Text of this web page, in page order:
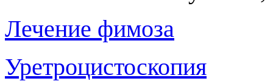
Лечение фимоза
Уретроцистоскопия